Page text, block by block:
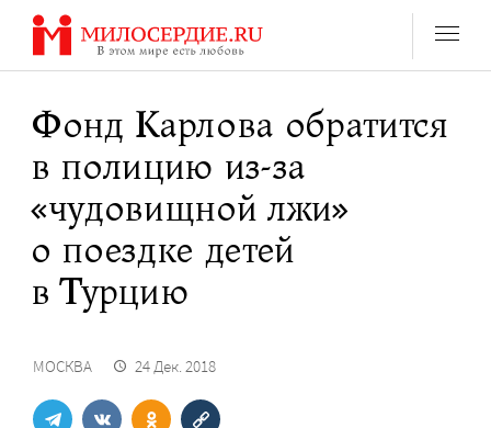
Перейти
содержанию
Фонд Карлова обратится
в полицию из-за
«чудовищной лжи»
о поездке детей
в Турцию
МОСКВА 24 Дек. 2018